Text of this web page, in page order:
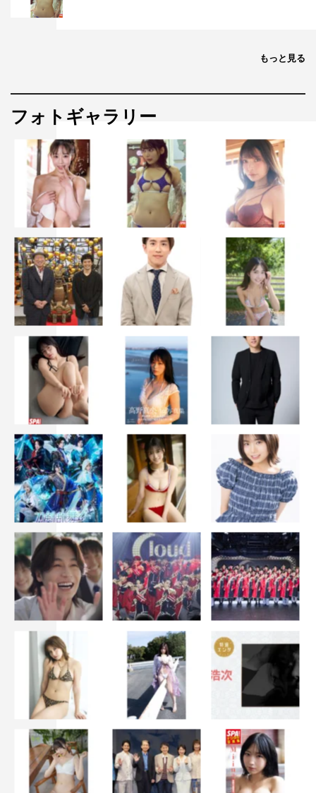
もっと見る
フォトギャラリー